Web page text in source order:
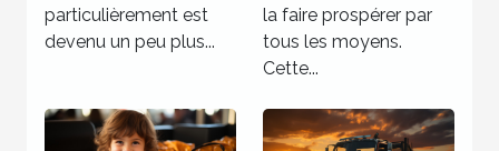
particulièrement est
devenu un peu plus...
la faire prospérer par
tous les moyens.
Cette...